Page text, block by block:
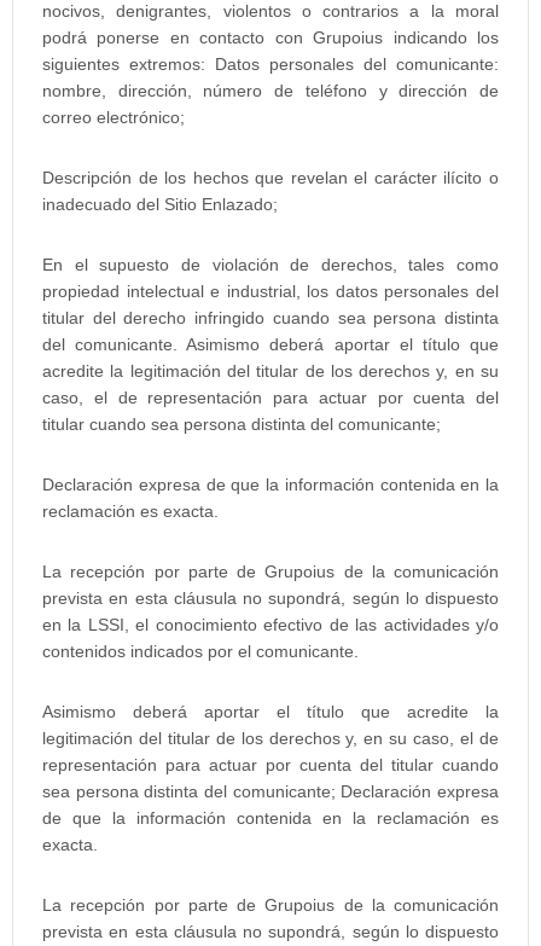
nocivos, denigrantes, violentos o contrarios a la moral
podrá ponerse en contacto con Grupoius indicando los
siguientes extremos: Datos personales del comunicante:
nombre, dirección, número de teléfono y dirección de
correo electrónico;
Descripción de los hechos que revelan el carácter ilícito o
inadecuado del Sitio Enlazado;
En el supuesto de violación de derechos, tales como
propiedad intelectual e industrial, los datos personales del
titular del derecho infringido cuando sea persona distinta
del comunicante. Asimismo deberá aportar el título que
acredite la legitimación del titular de los derechos y, en su
caso, el de representación para actuar por cuenta del
titular cuando sea persona distinta del comunicante;
Declaración expresa de que la información contenida en la
reclamación es exacta.
La recepción por parte de Grupoius de la comunicación
prevista en esta cláusula no supondrá, según lo dispuesto
en la LSSI, el conocimiento efectivo de las actividades y/o
contenidos indicados por el comunicante.
Asimismo deberá aportar el título que acredite la
legitimación del titular de los derechos y, en su caso, el de
representación para actuar por cuenta del titular cuando
sea persona distinta del comunicante; Declaración expresa
de que la información contenida en la reclamación es
exacta.
La recepción por parte de Grupoius de la comunicación
prevista en esta cláusula no supondrá, según lo dispuesto